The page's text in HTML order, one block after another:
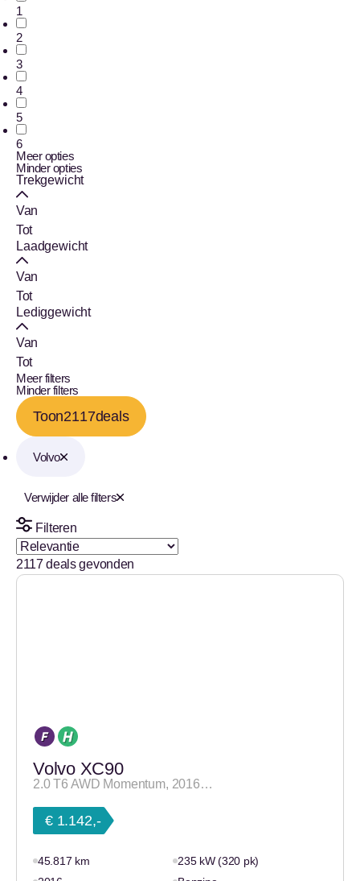
1
2
3
4
5
6
Meer opties
Minder opties
Trekgewicht
Van
Tot
Laadgewicht
Van
Tot
Lediggewicht
Van
Tot
Meer filters
Minder filters
Toon2117deals
Volvo
Verwijder alle filters
Filteren
2117 deals gevonden
Volvo XC90
2.0 T6 AWD Momentum, 2016…
€ 1.142,-
45.817 km
235 kW (320 pk)